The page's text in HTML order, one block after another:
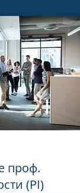
проф.
(PI)